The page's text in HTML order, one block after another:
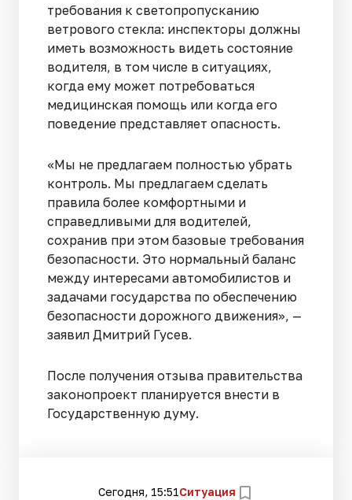
требования к светопропусканию
ветрового стекла: инспекторы должны
иметь возможность видеть состояние
водителя, в том числе в ситуациях,
когда ему может потребоваться
медицинская помощь или когда его
поведение представляет опасность.
«Мы не предлагаем полностью убрать
контроль. Мы предлагаем сделать
правила более комфортными и
справедливыми для водителей,
сохранив при этом базовые требования
безопасности. Это нормальный баланс
между интересами автомобилистов и
задачами государства по обеспечению
безопасности дорожного движения», —
заявил Дмитрий Гусев.
После получения отзыва правительства
законопроект планируется внести в
Государственную думу.
Сегодня, 15:51Ситуация